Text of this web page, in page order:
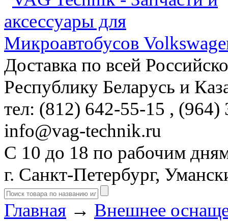
Доставка по всей
Республику Беларусь и
тел: (812) 642-55-15 , (964)
info@vag-technik.ru
С 10 до 18 по рабочим
г. Санкт-Петербург,
Главная → Внешнее